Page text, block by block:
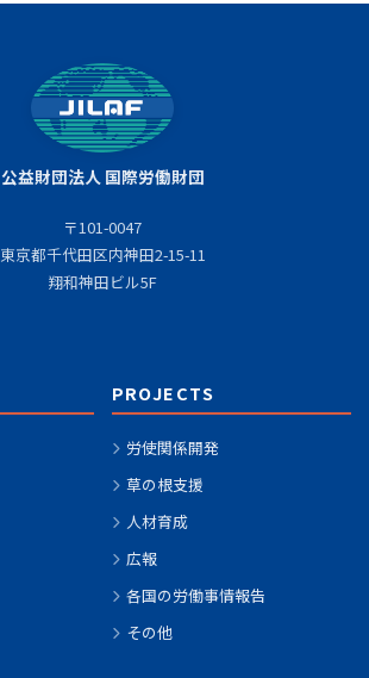
公益財団法人 国際労働財団
〒101-0047
東京都千代田区内神田2-15-11
翔和神田ビル5F
PROJECTS
労使関係開発
草の根支援
人材育成
広報
各国の労働事情報告
その他